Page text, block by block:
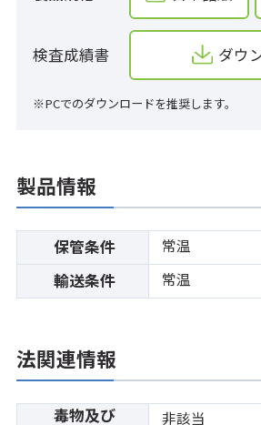
検査成績書 ダウ
※PCでのダウンロードを推奨します。
製品情報
保管条件 常温
輸送条件 常温
法関連情報
毒物及び 非該当